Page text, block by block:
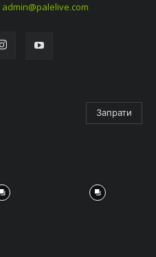
admin@palelive.com
Запрати